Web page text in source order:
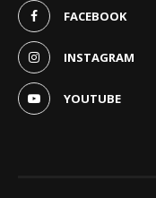
FACEBOOK
INSTAGRAM
YOUTUBE